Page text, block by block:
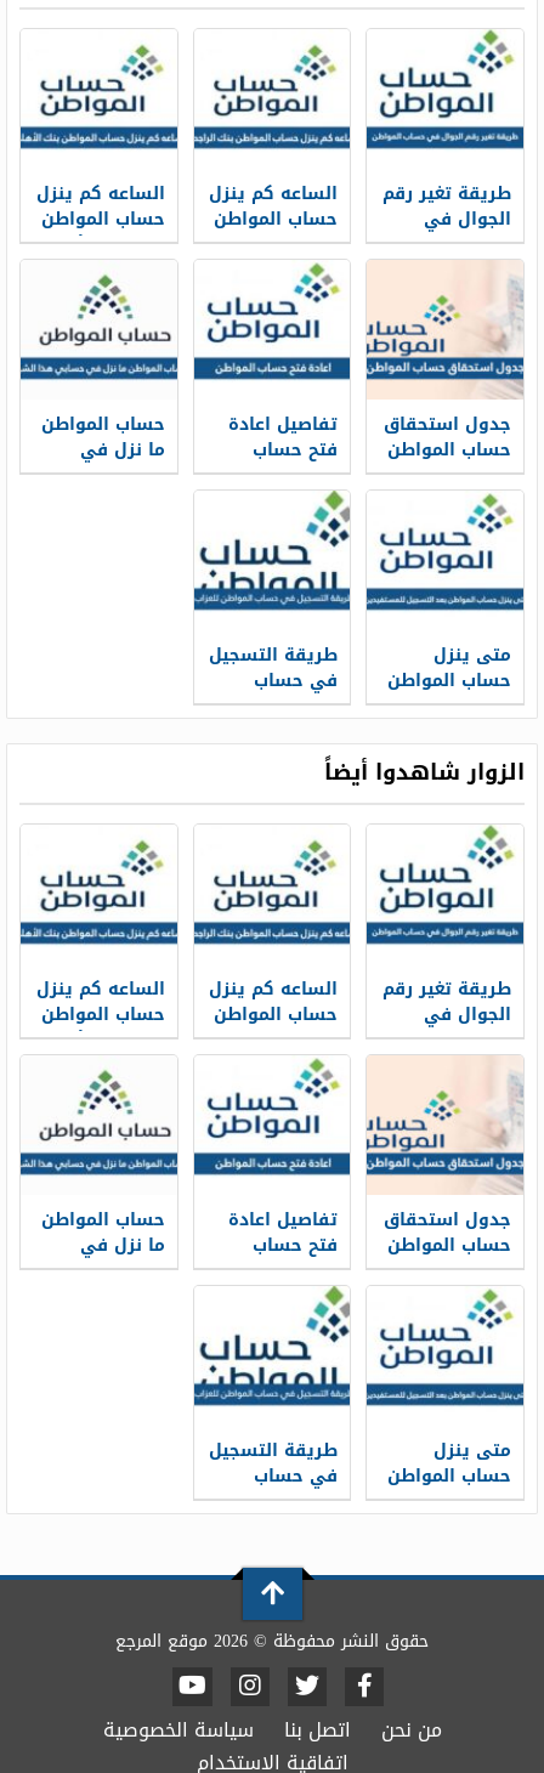
طريقة تغير رقم
الجوال في
حساب المواطن
بالخطوات 1448
الساعه كم ينزل
حساب المواطن
في بنك
الراجحي 1448
الساعه كم ينزل
حساب المواطن
في بنك الأهلي
1448
جدول استحقاق
حساب المواطن
1448 pdf
تفاصيل اعادة
فتح حساب
المواطن
للسعوديين بعد
الأمر الملكي
1448
حساب المواطن
ما نزل في
حسابي هذا
متى ينزل
حساب المواطن
بعد التسجيل
1448
طريقة التسجيل
في حساب
المواطن للعزاب
الزوار شاهدوا أيضاً
طريقة تغير رقم
الجوال في
حساب المواطن
بالخطوات 1448
الساعه كم ينزل
حساب المواطن
في بنك
الراجحي 1448
الساعه كم ينزل
حساب المواطن
في بنك الأهلي
1448
جدول استحقاق
حساب المواطن
1448 pdf
تفاصيل اعادة
فتح حساب
المواطن
للسعوديين بعد
الأمر الملكي
1448
حساب المواطن
ما نزل في
حسابي هذا
متى ينزل
حساب المواطن
بعد التسجيل
طريقة التسجيل
في حساب
المواطن للعزاب
حقوق النشر محفوظة © 2026 موقع المرجع
من نحن اتصل بنا
سياسة الخصوصية
اتفاقية الاستخدام